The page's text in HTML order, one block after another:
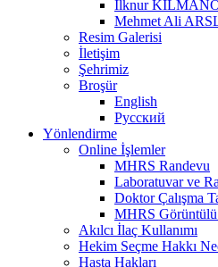
İlknur
Mehmet Ali
Resim Galerisi
İletişim
Şehrimiz
Broşür
English
Русский
Yönlendirme
Online İşlemler
MHRS Randevu
Laboratuvar ve
Doktor Çalışma
MHRS Görüntülü
Akılcı İlaç Kullanımı
Hekim Seçme Hakkı
Hasta Hakları